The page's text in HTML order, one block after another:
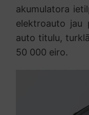
akumulatora
elektroauto jau
auto titulu,
50 000 eiro.